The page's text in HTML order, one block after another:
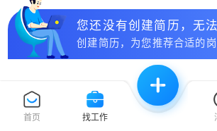
首页 找工作
您还没有创建简历，无
创建简历，为您推荐合适的